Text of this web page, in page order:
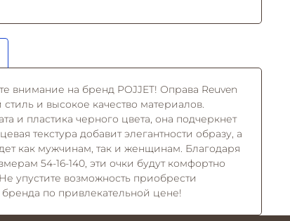
внимание на бренд POJJET! Оправа Reuven
и высокое качество материалов.
и пластика черного цвета, она подчеркнет
текстура добавит элегантности образу, а
как мужчинам, так и женщинам. Благодаря
54-16-140, эти очки будут комфортно
упустите возможность приобрести
по привлекательной цене!